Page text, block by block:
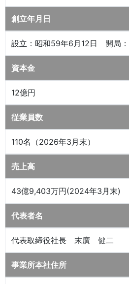
創立年月日
設立：昭和59年6月12日 開局：
資本金
12億円
従業員数
110名（2026年3月末）
売上高
43億9,403万円(2024年3月末)
代表者名
代表取締役社長 末廣 健二
事業所本社住所